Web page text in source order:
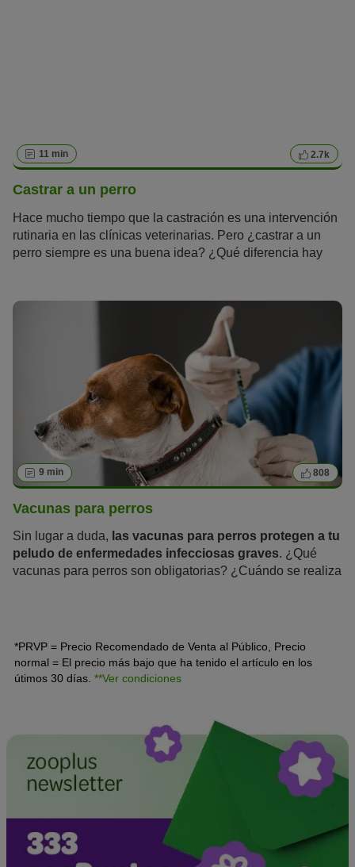
11 min 2.7k
Castrar a un perro
Hace mucho tiempo que la castración es una intervención
rutinaria en las clínicas veterinarias. Pero ¿castrar a un
perro siempre es una buena idea? ¿Qué diferencia hay
los pros y contras de castrar a un perro.
9 min 808
Vacunas para perros
Sin lugar a duda, las vacunas para perros protegen a tu
peludo de enfermedades infecciosas graves. ¿Qué
vacunas para perros son obligatorias? ¿Cuándo se realiza
*PRVP = Precio Recomendado de Venta al Público, Precio
normal = El precio más bajo que ha tenido el artículo en los
útimos 30 días. **Ver condiciones